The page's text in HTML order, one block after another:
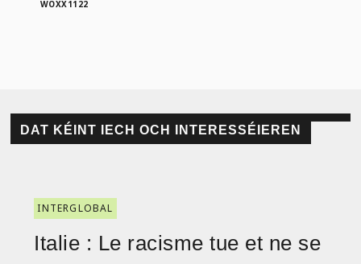
WOXX1122
DAT KÉINT IECH OCH INTERESSÉIEREN
INTERGLOBAL
Italie : Le racisme tue et ne se